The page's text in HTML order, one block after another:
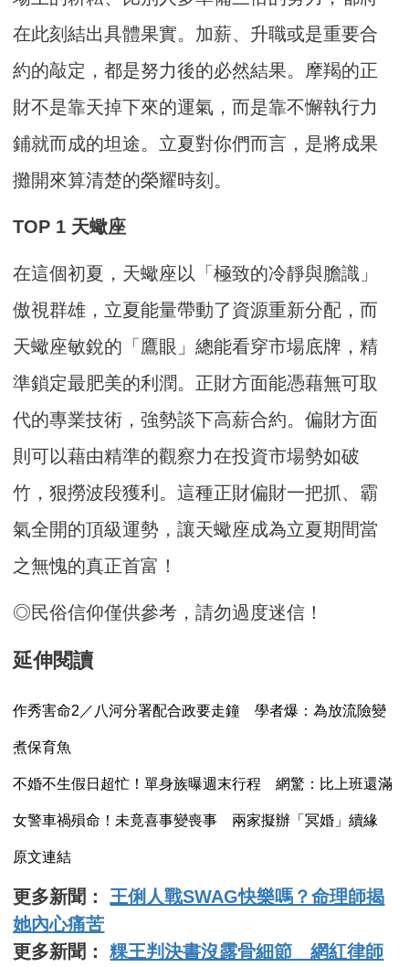
在此刻結出具體果實。加薪、升職或是重要合
約的敲定，都是努力後的必然結果。摩羯的正
財不是靠天掉下來的運氣，而是靠不懈執行力
鋪就而成的坦途。立夏對你們而言，是將成果
攤開來算清楚的榮耀時刻。
TOP 1 天蠍座
在這個初夏，天蠍座以「極致的冷靜與膽識」
傲視群雄，立夏能量帶動了資源重新分配，而
天蠍座敏銳的「鷹眼」總能看穿市場底牌，精
準鎖定最肥美的利潤。正財方面能憑藉無可取
代的專業技術，強勢談下高薪合約。偏財方面
則可以藉由精準的觀察力在投資市場勢如破
竹，狠撈波段獲利。這種正財偏財一把抓、霸
氣全開的頂級運勢，讓天蠍座成為立夏期間當
之無愧的真正首富！
◎民俗信仰僅供參考，請勿過度迷信！
延伸閱讀
作秀害命2／八河分署配合政要走鐘 學者爆：為放流險變
煮保育魚
不婚不生假日超忙！單身族曝週末行程 網驚：比上班還滿
女警車禍殞命！未竟喜事變喪事 兩家擬辦「冥婚」續緣
原文連結
更多新聞： 王俐人戰SWAG快樂嗎？命理師揭
她內心痛苦
更多新聞：粿王判決書沒露骨細節 網紅律師